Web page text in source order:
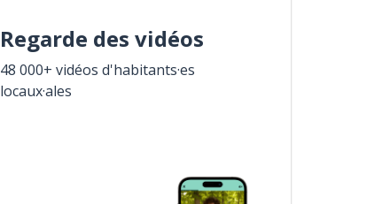
Regarde des vidéos
48 000+ vidéos d'habitants·es
locaux·ales